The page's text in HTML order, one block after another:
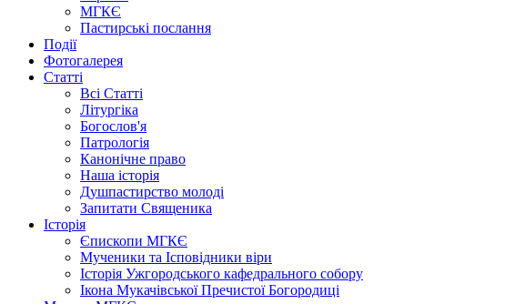
МГКЄ
Пастирські послання
Події
Фотогалерея
Статті
Всі Статті
Літургіка
Богослов'я
Патрологія
Канонічне право
Наша історія
Душпастирство молоді
Запитати Священика
Історія
Єпископи МГКЄ
Мученики та Ісповідники віри
Історія Ужгородського кафедрального собору
Ікона Мукачівської Пречистої Богородиці